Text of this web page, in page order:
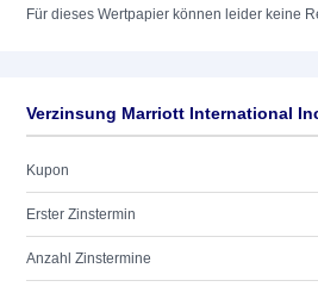
Für dieses Wertpapier können leider keine
Verzinsung Marriott International
Kupon
Erster Zinstermin
Anzahl Zinstermine